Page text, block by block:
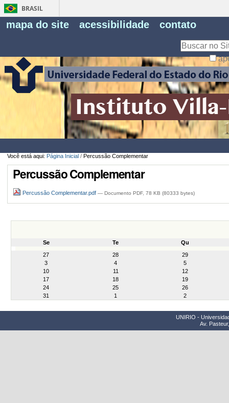
BRASIL
mapa do site acessibilidade contato
Você está aqui: Página Inicial / Percussão Complementar
Percussão Complementar
Percussão Complementar.pdf — Documento PDF, 78 KB (80333 bytes)
Se Te
Qu
27
28
29
3
4
5
10
11
12
17
18
19
24
25
26
31
1 2
UNIRIO -
Av.